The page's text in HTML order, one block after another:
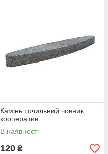
Камінь точильний човник,
кооператив
В наявності
120 ₴